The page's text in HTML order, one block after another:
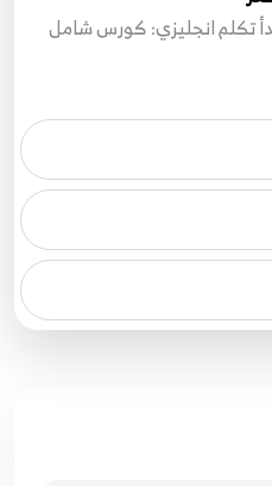
تكلم انجليزي: كورس شامل
نضع المصدر الأصلي لكم